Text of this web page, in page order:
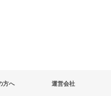
方へ 運営会社